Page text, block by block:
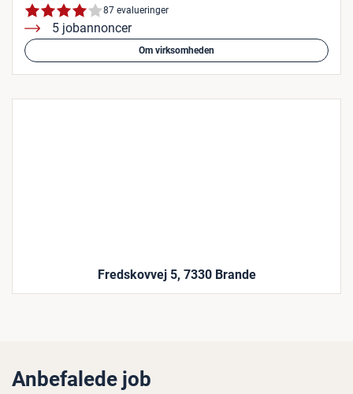
87 evalueringer
5 jobannoncer
Om virksomheden
Fredskovvej 5, 7330 Brande
Anbefalede job